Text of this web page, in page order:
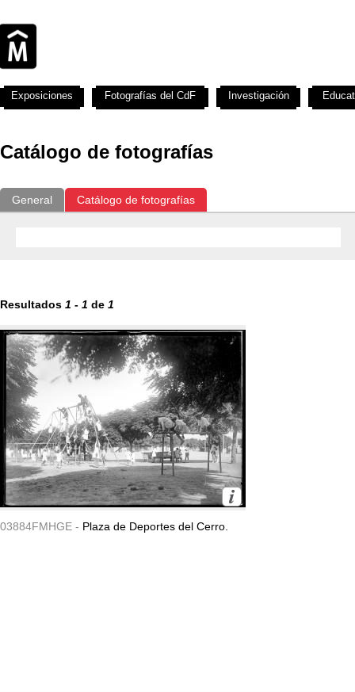
Catálogo de fotografías
General Catálogo de fotografías
Resultados 1 - 1 de 1
03884FMHGE - Plaza de Deportes del Cerro.
Exposiciones Fotografías del CdF Investigación